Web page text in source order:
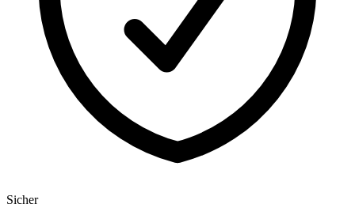
Sicher